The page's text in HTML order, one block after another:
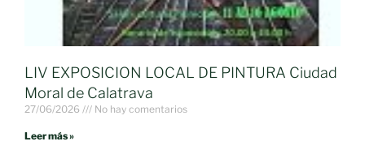
LIV EXPOSICION LOCAL DE PINTURA Ciudad
Moral de Calatrava
27/06/2026 No hay comentarios
Leer más »